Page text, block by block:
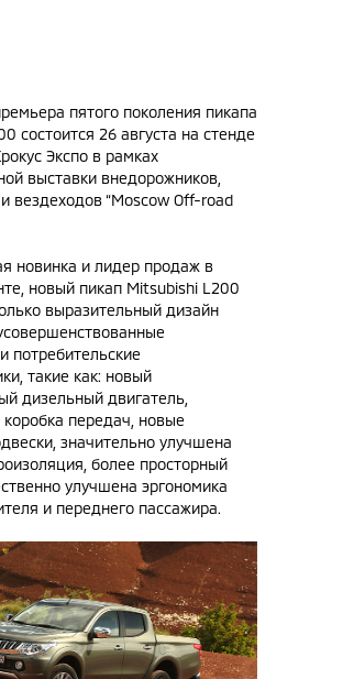
пятого поколения пикапа
состоится 26 августа на стенде
Экспо в рамках
выставки внедорожников,
вездеходов “Moscow Off-road
новинка и лидер продаж в
новый пикап Mitsubishi L200
выразительный дизайн
потребительские
такие как: новый
дизельный двигатель,
передач, новые
значительно улучшена
более просторный
улучшена эргономика
и переднего пассажира.